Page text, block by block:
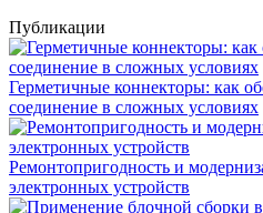
Публикации
Герметичные коннекторы: как
соединение в сложных условиях
Ремонтопригодность и
электронных устройств